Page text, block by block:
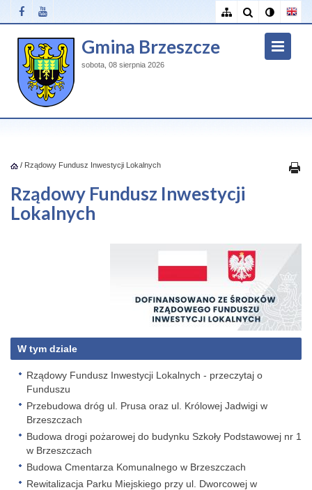
Gmina Brzeszcze
sobota, 08 sierpnia 2026
/ Rządowy Fundusz Inwestycji Lokalnych
Rządowy Fundusz Inwestycji
Lokalnych
W tym dziale
Rządowy Fundusz Inwestycji Lokalnych - przeczytaj o
Funduszu
Przebudowa dróg ul. Prusa oraz ul. Królowej Jadwigi w
Brzeszczach
Budowa drogi pożarowej do budynku Szkoły Podstawowej nr 1
w Brzeszczach
Budowa Cmentarza Komunalnego w Brzeszczach
Rewitalizacja Parku Miejskiego przy ul. Dworcowej w